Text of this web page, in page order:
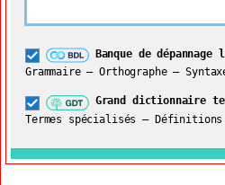
Banque de
Grammaire – Orthographe –
Grand dictionnaire
Termes spécialisés – Définitions
Grand dictionnaire
Restreindre aux termes